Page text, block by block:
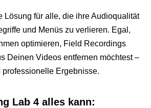
für alle, die ihre Audioqualität
und Menüs zu verlieren. Egal,
optimieren, Field Recordings
Deinen Videos entfernen möchtest –
Ergebnisse.
Lab 4 alles kann: